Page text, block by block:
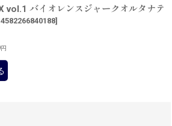
vol.1 バイオレンスジャークオルタナテ
]
円